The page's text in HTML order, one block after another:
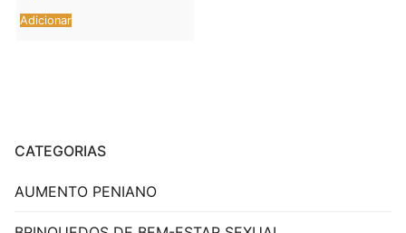
Adicionar
CATEGORIAS
AUMENTO PENIANO